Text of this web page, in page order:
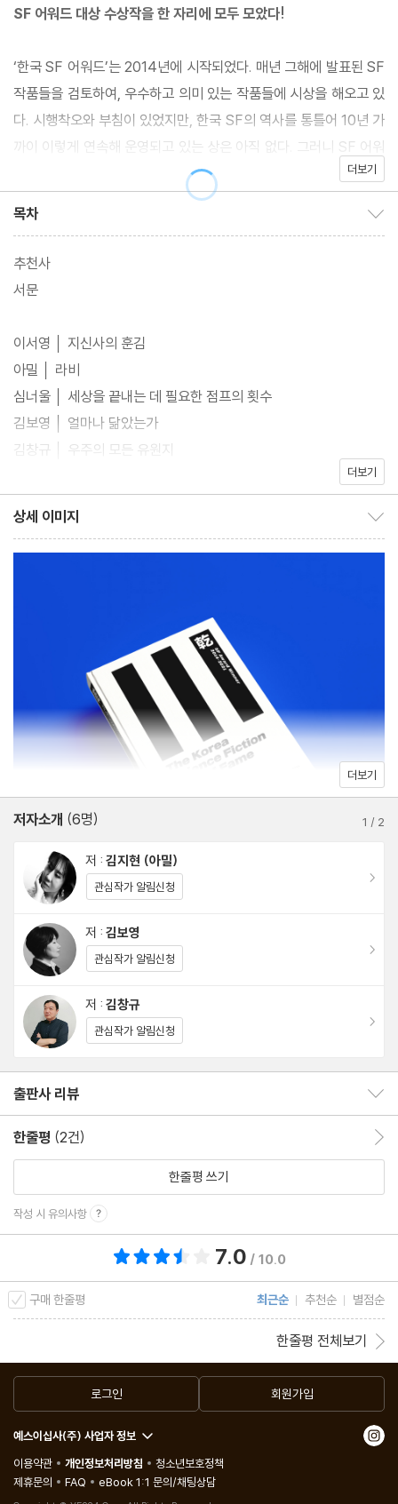
SF 어워드 대상 수상작을 한 자리에 모두 모았다!
‘한국 SF 어워드’는 2014년에 시작되었다. 매년 그해에 발표된 SF
작품들을 검토하여, 우수하고 의미 있는 작품들에 시상을 해오고 있
다. 시행착오와 부침이 있었지만, 한국 SF의 역사를 통틀어 10년 가
까이 이렇게 연속해 운영되고 있는 상은 아직 없다. 그러니 SF 어워
드는 2010년대부터 새로운 형태로 발전하고 확장된 한국 SF의 궤
도를 확인할 수 있는 소중한 자료라고 할 수 있다. 특히 매년 가장 많
은 응모작을 두고 가장 치열한 최종심을 거쳐 결정되는 중단편 부문
의 대상작은 그야말로 그 시기 한국 SF에서 가장 빛나는 성과다.
진면목을 보여줄 수 있는 2014년부터 2021년까지의 한국 SF 어워
드 대상작을 모두 모아 실었다. 또한 가능하다면 ‘한국 SF 명예의 전
당’을 통해 대상 수상작들뿐만 아니라 본상을 받은 모든 작품을 모아
독자들에게 선보이려 한다. 우수상을 받은 작품까지 모두 모으면 ‘한
국 SF 명예의 전당’은 단행본 네 권 분량이 된다. 시리즈의 순서는
‘건곤감리(乾坤坎離)’로 잡았다. 4괘의 순환이 만물의 순환과 세
상의 운행을 보여준다고 하듯 이 시리즈를 통해 지난 10년간의 한국
SF의 흐름을, 작가들의 면면으로는 지난 30년간의 역사를 모두 확
더보기
목차
추천사
서문
이서영 │ 지신사의 훈김
아밀 │ 라비
심너울 │ 세상을 끝내는 데 필요한 점프의 횟수
김보영 │ 얼마나 닮았는가
김창규 │ 우주의 모든 유원지
김창규 │ 업데이트
부록 │ 역대 한국 SF 수상작 리스트
더보기
상세 이미지
더보기
저자소개 (6명) 1 / 2
저 : 김지현 (아밀)
관심작가 알림신청
저 : 김보영
관심작가 알림신청
저 : 김창규
관심작가 알림신청
출판사 리뷰
한줄평 (2건)
한줄평 쓰기
작성 시 유의사항
7.0 / 10.0
구매 한줄평 최근순 추천순 별점순
한줄평 전체보기
로그인 회원가입
예스이십사(주) 사업자 정보
이용약관
개인정보처리방침
청소년보호정책
제휴문의
FAQ eBook 1:1 문의/채팅상담